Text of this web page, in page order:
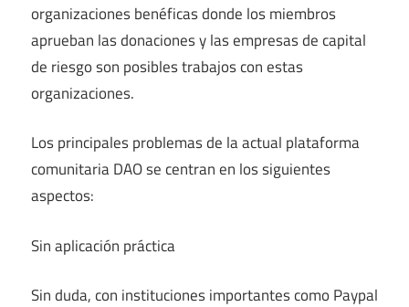
organizaciones benéficas donde los miembros
aprueban las donaciones y las empresas de capital
de riesgo son posibles trabajos con estas
organizaciones.
Los principales problemas de la actual plataforma
comunitaria DAO se centran en los siguientes
aspectos:
Sin aplicación práctica
Sin duda, con instituciones importantes como Paypal